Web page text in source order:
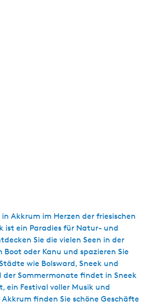
Akkrum im Herzen der friesischen
ist ein Paradies für Natur- und
Sie die vielen Seen in der
oder Kanu und spazieren Sie
wie Bolsward, Sneek und
der Sommermonate findet in Sneek
ein Festival voller Musik und
finden Sie schöne Geschäfte